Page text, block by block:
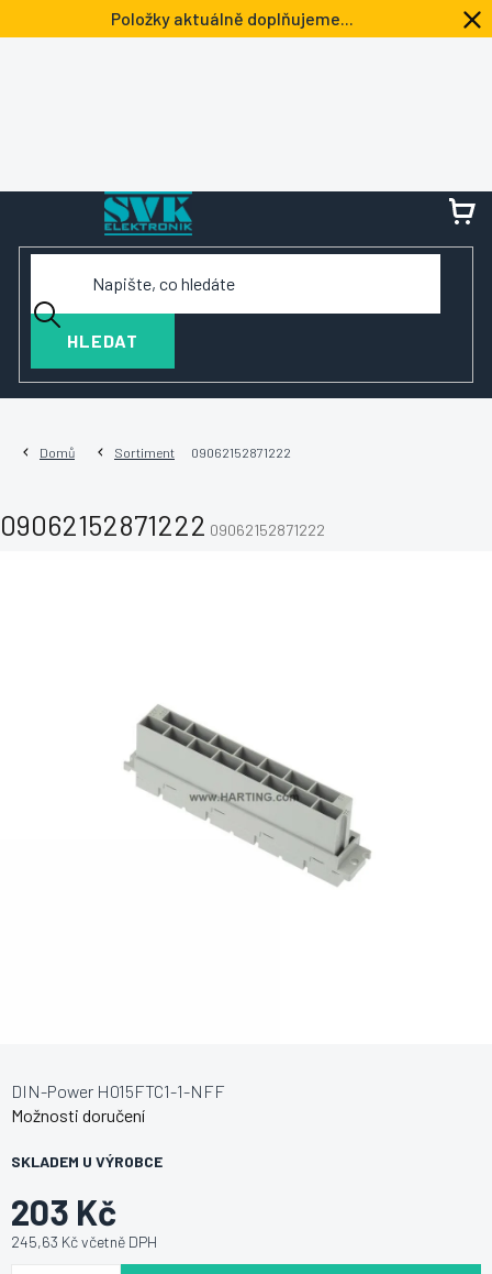
na
Položky aktuálně doplňujeme...
HLEDAT
Domů Sortiment 09062152871222
09062152871222 09062152871222
203 Kč
245,63 Kč včetně DPH
SKLADEM U VÝROBCE
Možnosti doručení
DIN-Power H015FTC1-1-NFF